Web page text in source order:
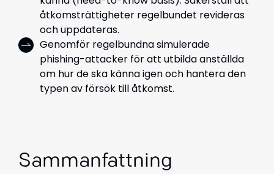
åtkomsträttigheter regelbundet revideras
och uppdateras.
Genomför regelbundna simulerade
phishing-attacker för att utbilda anställda
om hur de ska känna igen och hantera den
typen av försök till åtkomst.
Sammanfattning